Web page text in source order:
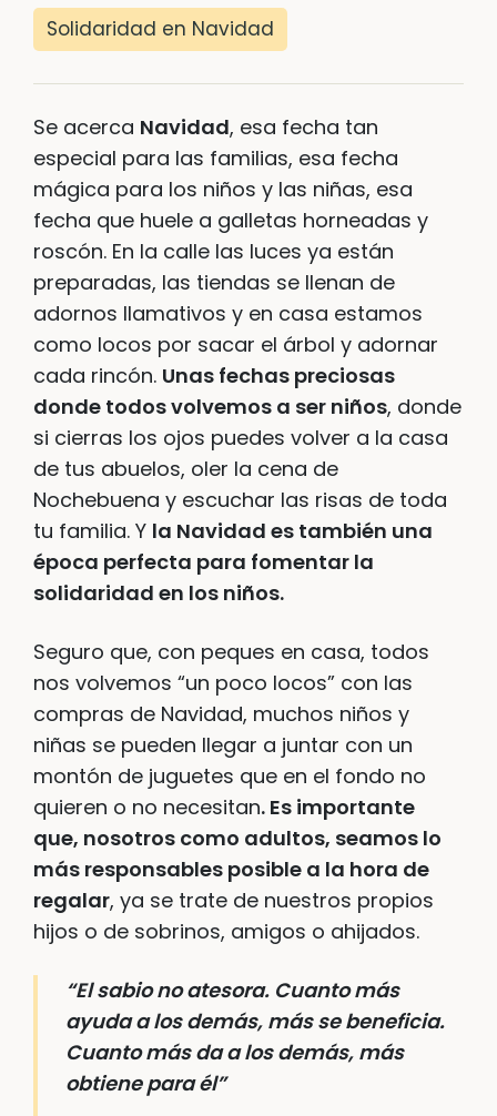
Solidaridad en Navidad
Se acerca Navidad, esa fecha tan
especial para las familias, esa fecha
mágica para los niños y las niñas, esa
fecha que huele a galletas horneadas y
roscón. En la calle las luces ya están
preparadas, las tiendas se llenan de
adornos llamativos y en casa estamos
como locos por sacar el árbol y adornar
cada rincón. Unas fechas preciosas
donde todos volvemos a ser niños, donde
si cierras los ojos puedes volver a la casa
de tus abuelos, oler la cena de
Nochebuena y escuchar las risas de toda
tu familia. Y la Navidad es también una
época perfecta para fomentar la
solidaridad en los niños.
Seguro que, con peques en casa, todos
nos volvemos “un poco locos” con las
compras de Navidad, muchos niños y
niñas se pueden llegar a juntar con un
montón de juguetes que en el fondo no
quieren o no necesitan. Es importante
que, nosotros como adultos, seamos lo
más responsables posible a la hora de
regalar, ya se trate de nuestros propios
hijos o de sobrinos, amigos o ahijados.
“El sabio no atesora. Cuanto más
ayuda a los demás, más se beneficia.
Cuanto más da a los demás, más
obtiene para él”